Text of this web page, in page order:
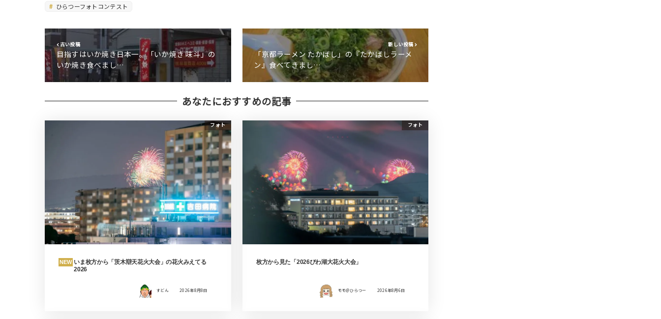
ひらつーフォトコンテスト
古い投稿
目指すはいか焼き日本一。「いか焼き 味斗」の
いか焼き食べまし…
新しい投稿
「京都ラーメン たかばし」の『たかばしラーメ
ン』食べてきまし…
あなたにおすすめの記事
フォト
NEW いま枚方から「茨木辯天花火大会」の花火みえてる
2026
すどん 2026年8月8日
フォト
枚方から見た「2026びわ湖大花火大会」
モモ＠ひらつー 2026年8月6日